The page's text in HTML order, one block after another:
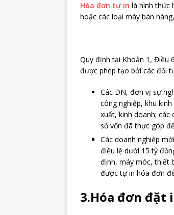
Hóa đơn tự in là hình thức
hoặc các loại máy bán
Quy định tại Khoản 1, Điều
được phép tạo bởi các đối
Các DN, đơn vị sự
công nghiệp, khu
xuất, kinh doanh;
số vốn đã thực góp
Các doanh nghiệp
điều lệ dưới 15 tỷ
định, máy móc, thiết
được tự in hóa đơn
3.Hóa đơn đặt